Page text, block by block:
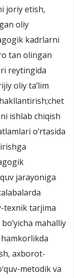
joriy etish,
oliy
kadrlarni
tan olingan
reytingida
oliy ta’lim
ishlab chiqish
o‘rtasida
jarayoniga
texnik tarjima
mahalliy
axborot-
metodik va